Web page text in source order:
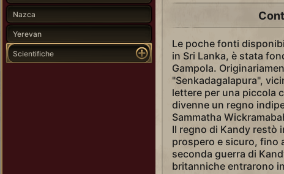
Nazca
Yerevan
Scientifiche
Le poche fonti
in Sri Lanka, è stata
Gampola.
"Senkadagalapura",
lettere per una piccola
divenne un regno
Sammatha
Il regno di Kandy restò
prospero e sicuro, fino
seconda guerra di
britanniche entrarono